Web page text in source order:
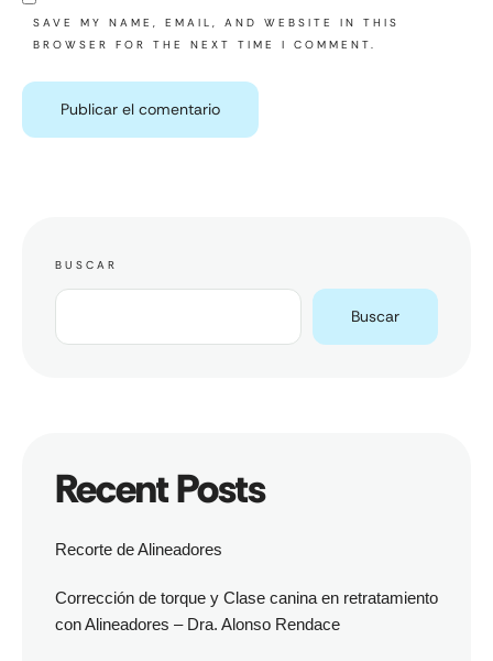
SAVE MY NAME, EMAIL, AND WEBSITE IN THIS
BROWSER FOR THE NEXT TIME I COMMENT.
BUSCAR
Buscar
Recent Posts
Recorte de Alineadores
Corrección de torque y Clase canina en retratamiento
con Alineadores – Dra. Alonso Rendace